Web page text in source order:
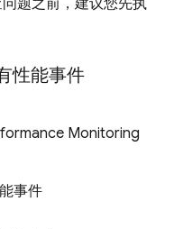
题之前，建议您先执
性能事件
Monitoring
事件